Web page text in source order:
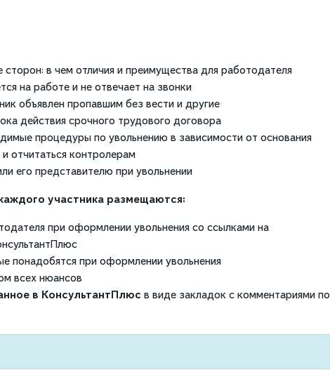
в чем отличия и преимущества для работодателя
на работе и не отвечает на звонки
объявлен пропавшим без вести и другие
действия срочного трудового договора
процедуры по увольнению в зависимости от основания
отчитаться контролерам
его представителю при увольнении
участника размещаются:
при оформлении увольнения со ссылками на
понадобятся при оформлении увольнения
всех нюансов
в КонсультантПлюс в виде закладок с комментариями по